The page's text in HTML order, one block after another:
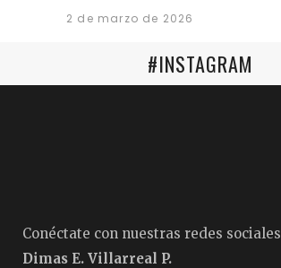
2 de marzo de 2026
#INSTAGRAM
Conéctate con nuestras redes sociales
Dimas E. Villarreal P.